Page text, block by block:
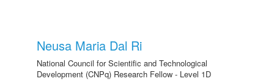
Neusa Maria Dal Ri
National Council for Scientific and Technological
Development (CNPq) Research Fellow - Level 1D